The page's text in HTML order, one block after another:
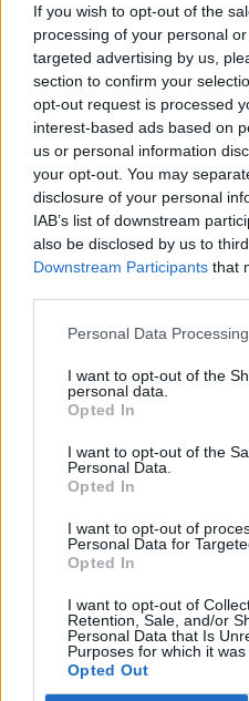
If you wish to opt-out of the
processing of your personal
targeted advertising by us,
section to confirm your
opt-out request is processed
interest-based ads based on
us or personal information
your opt-out. You may
disclosure of your personal
IAB’s list of downstream
also be disclosed by us to
Downstream Participants that
Personal Data
I want to opt-out of the
personal data.
Opted In
I want to opt-out of the
Personal Data.
Opted In
I want to opt-out of
Personal Data for
Opted In
I want to opt-out of
Retention, Sale, and/or
Personal Data that Is
Purposes for which it was
Opted Out
informacje z życia
Jednak bez Twojej
zadaniu będzie coraz
Dlatego prosimy Cię o
pośrednictwem serwisu
Dzięki Tobie będziemy
misję. Więcej informacji
Facebook
TwitterMessengerWhatsApp
Email
Wersja do druku
Najnowsze
09 sierpnia 2026 | 04:22
Kard. Timothy Radcliffe na
08 sierpnia 2026 | 21:11